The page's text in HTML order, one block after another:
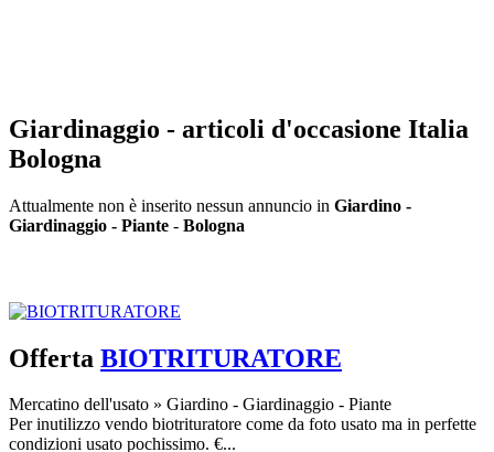
Giardinaggio - articoli d'occasione Italia
Bologna
Attualmente non è inserito nessun annuncio in Giardino -
Giardinaggio - Piante - Bologna
Offerta BIOTRITURATORE
Mercatino dell'usato » Giardino - Giardinaggio - Piante
Per inutilizzo vendo biotrituratore come da foto usato ma in perfette
condizioni usato pochissimo. €...